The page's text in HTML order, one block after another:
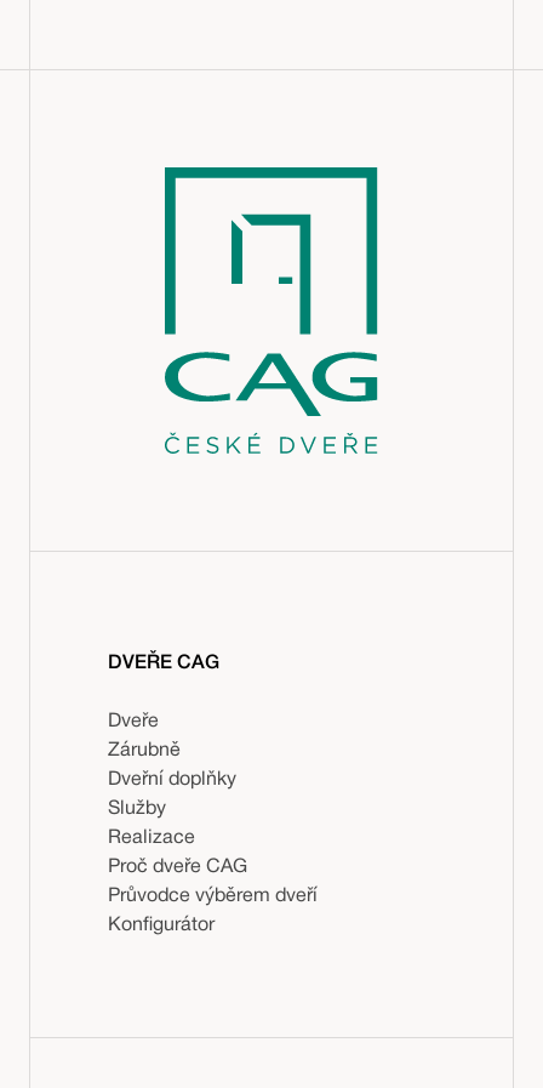
DVEŘE CAG
Dveře
Zárubně
Dveřní doplňky
Služby
Realizace
Proč dveře CAG
Průvodce výběrem dveří
Konfigurátor